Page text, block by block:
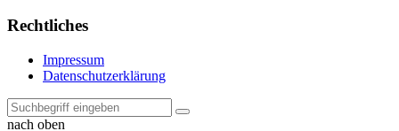
Rechtliches
Impressum
Datenschutzerklärung
nach oben